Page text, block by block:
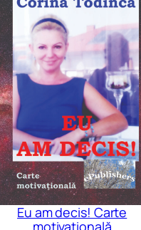
Eu am decis! Carte
motivațională